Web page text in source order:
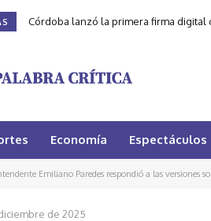
Córdoba lanzó la primera firma digital
Economía Espectáculos
Emiliano Paredes respondió a las versiones
de 2025